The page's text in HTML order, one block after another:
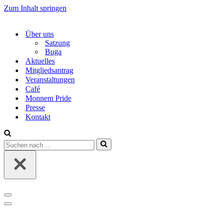
Zum Inhalt springen
Über uns
Satzung
Buga
Aktuelles
Mitgliedsantrag
Veranstaltungen
Café
Monnem Pride
Presse
Kontakt
Suchen
nach …
Navigations-
Menü
Navigations-